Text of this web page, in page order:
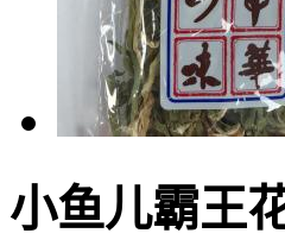
小鱼儿霸王